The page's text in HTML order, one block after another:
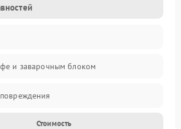
и заварочным блоком
Стоимость